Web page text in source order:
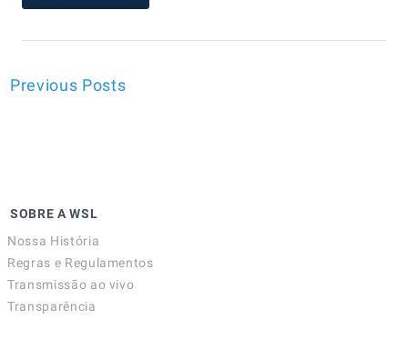
Previous Posts
SOBRE A WSL
Nossa História
Regras e Regulamentos
Transmissão ao vivo
Transparência